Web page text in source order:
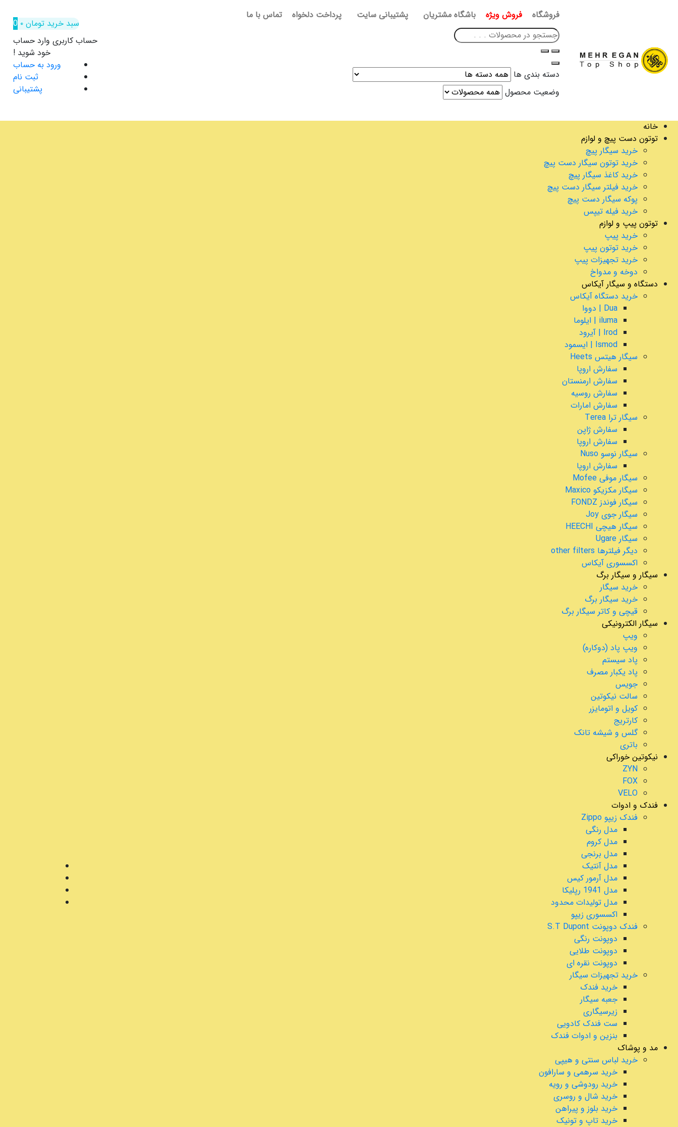
فروشگاه فروش ویژه باشگاه مشتریان پشتیبانی سایت پرداخت دلخواه تماس با ما
دسته بندی ها
وضعیت محصول
سبد خرید تومان۰
0
حساب کاربری وارد حساب
خود شوید !
ورود به حساب
ثبت نام
پشتیبانی
خانه
توتون دست پیچ و لوازم
خرید سیگار پیچ
خرید توتون سیگار دست پیچ
خرید کاغذ سیگار پیچ
خرید فیلتر سیگار دست پیچ
پوکه سیگار دست پیچ
خرید فیله تیپس
توتون پیپ و لوازم
خرید پیپ
خرید توتون پیپ
خرید تجهیزات پیپ
دوخه و مدواخ
دستگاه و سیگار آیکاس
خرید دستگاه آیکاس
Dua | دووا
iluma | ایلوما
Irod | آیرود
Ismod | ایسمود
سیگار هیتس Heets
سفارش اروپا
سفارش ارمنستان
سفارش روسیه
سفارش امارات
سیگار ترا Terea
سفارش ژاپن
سفارش اروپا
سیگار نوسو Nuso
سفارش اروپا
سیگار موفی Mofee
سیگار مکزیکو Maxico
سیگار فوندز FONDZ
سیگار جوی Joy
سیگار هیچی HEECHI
سیگار Ugare
دیگر فیلترها other filters
اکسسوری آیکاس
سیگار و سیگار برگ
خرید سیگار
خرید سیگار برگ
قیچی و کاتر سیگار برگ
سیگار الکترونیکی
ویپ
ویپ پاد (دوکاره)
پاد سیستم
پاد یکبار مصرف
جویس
سالت نیکوتین
کویل و اتومایزر
کارتریج
گلس و شیشه تانک
باتری
نیکوتین خوراکی
ZYN
FOX
VELO
فندک و ادوات
فندک زیپو Zippo
مدل رنگی
مدل کروم
مدل برنجی
مدل آنتیک
مدل آرمور کیس
مدل 1941 رپلیکا
مدل تولیدات محدود
اکسسوری زیپو
فندک دوپونت S.T Dupont
دوپونت رنگی
دوپونت طلایی
دوپونت نقره ای
خرید تجهیزات سیگار
خرید فندک
جعبه سیگار
زیرسیگاری
ست فندک کادویی
بنزین و ادوات فندک
مد و پوشاک
خرید لباس سنتی و هیپی
خرید سرهمی و سارافون
خرید رودوشی و رویه
خرید شال و روسری
خرید بلوز و پیراهن
خرید تاپ و تونیک